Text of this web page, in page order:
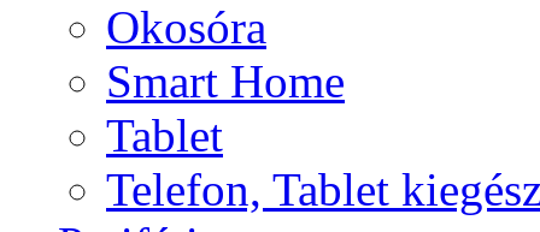
Okosóra
Smart Home
Tablet
Telefon, Tablet